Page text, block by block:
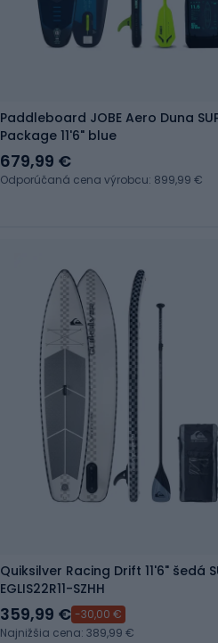
Paddleboard JOBE Aero Duna
Package 11'6" blue
679,99 €
Odporúčaná cena výrobcu: 899,99 €
Quiksilver Racing Drift 11'6" šedá
EGLIS22R11-SZHH
359,99 € -30,00 €
Najnižšia cena: 389,99 €